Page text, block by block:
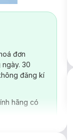
đơn
30
đăng kí
hãng có